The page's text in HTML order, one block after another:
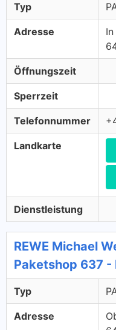
Typ
Adresse
Öffnungszeit
Sperrzeit
Telefonnummer
Landkarte
Dienstleistung
REWE Michael
Paketshop 637 -
Typ
Adresse